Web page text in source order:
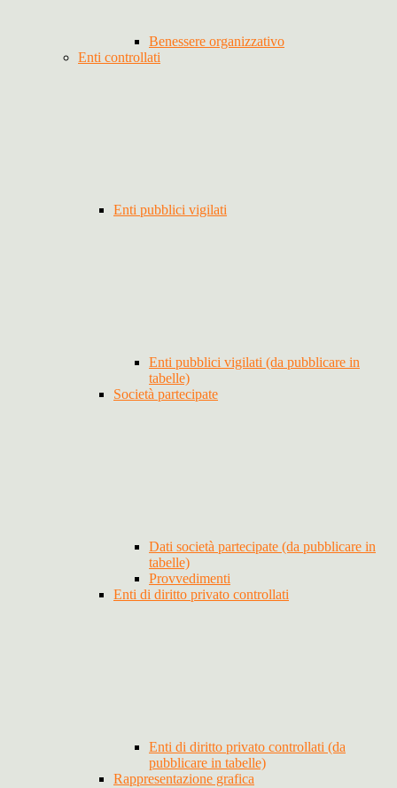
Benessere organizzativo
Enti controllati
Enti pubblici vigilati
Enti pubblici vigilati (da pubblicare in
tabelle)
Società partecipate
Dati società partecipate (da pubblicare in
tabelle)
Provvedimenti
Enti di diritto privato controllati
Enti di diritto privato controllati (da
pubblicare in tabelle)
Rappresentazione grafica